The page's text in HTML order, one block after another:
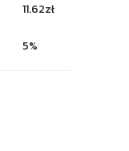
11.62zł
5%